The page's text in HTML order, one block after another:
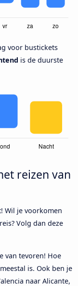
voor bustickets
is de duurste
reizen van
Wil je voorkomen
Volg dan deze
van tevoren! Hoe
is. Ook ben je
naar Alicante,